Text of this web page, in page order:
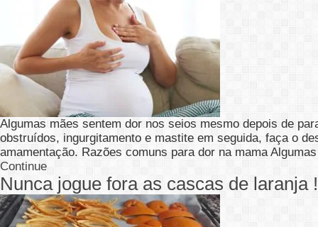
Algumas mães sentem dor nos seios mesmo depois de
obstruídos, ingurgitamento e mastite em seguida, faça o
amamentação. Razões comuns para dor na mama
Continue
Nunca jogue fora as cascas de laranja